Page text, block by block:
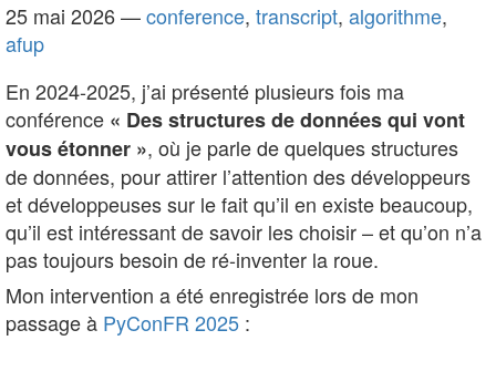
25 mai 2026—conference, transcript, algorithme,
afup
En 2024-2025, j’ai présenté plusieurs fois ma
conférence « Des structures de données qui vont
vous étonner », où je parle de quelques structures
de données, pour attirer l’attention des développeurs
et développeuses sur le fait qu’il en existe beaucoup,
qu’il est intéressant de savoir les choisir – et qu’on n’a
pas toujours besoin de ré-inventer la roue.
Mon intervention a été enregistrée lors de mon
passage à PyConFR 2025 :